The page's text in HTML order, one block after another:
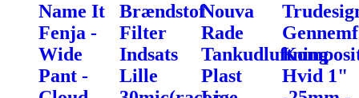
Name It
Fenja -
Wide
Pant -
Brændstof
Filter
Indsats
Lille
Nouva
Rade
Tankudluftning
Plast
Hvid 1"